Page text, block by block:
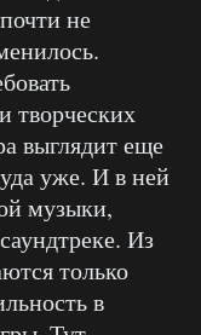
не
творческих
выглядит еще
уже. И в ней
музыки,
Из
только
в